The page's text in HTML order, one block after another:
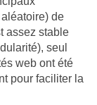
de
assez stable
seul
web ont été
pour faciliter la